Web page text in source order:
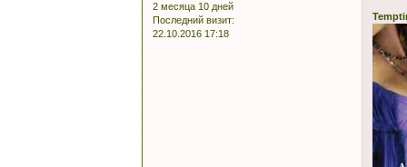
2 месяца 10 дней
Последний визит:
22.10.2016 17:18